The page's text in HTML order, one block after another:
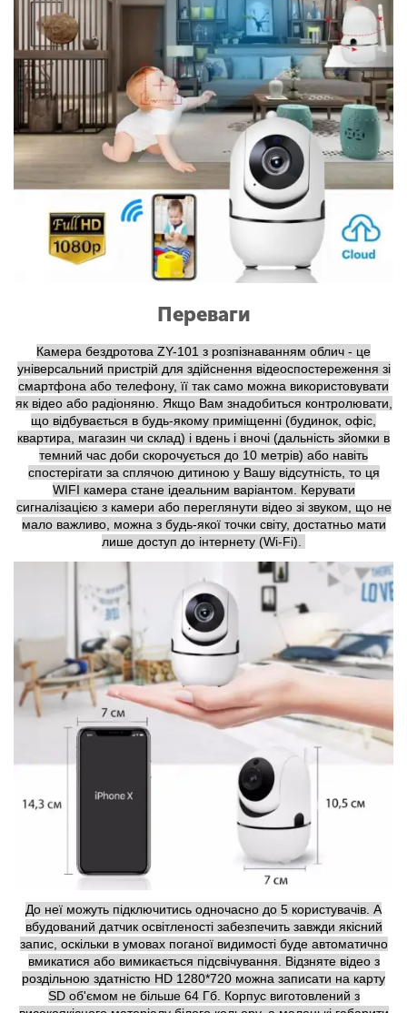
Переваги
Камера бездротова ZY-101 з розпізнаванням облич - це
універсальний пристрій для здійснення відеоспостереження зі
смартфона або телефону, її так само можна використовувати
як відео або радіоняню. Якщо Вам знадобиться контролювати,
що відбувається в будь-якому приміщенні (будинок, офіс,
квартира, магазин чи склад) і вдень і вночі (дальність зйомки в
темний час доби скорочується до 10 метрів) або навіть
спостерігати за сплячою дитиною у Вашу відсутність, то ця
WIFI камера стане ідеальним варіантом. Керувати
сигналізацією з камери або переглянути відео зі звуком, що не
мало важливо, можна з будь-якої точки світу, достатньо мати
лише доступ до інтернету (Wi-Fi).
До неї можуть підключитись одночасно до 5 користувачів. А
вбудований датчик освітленості забезпечить завжди якісний
запис, оскільки в умовах поганої видимості буде автоматично
вмикатися або вимикається підсвічування. Відзняте відео з
роздільною здатністю HD 1280*720 можна записати на карту
SD об'ємом не більше 64 Гб. Корпус виготовлений з